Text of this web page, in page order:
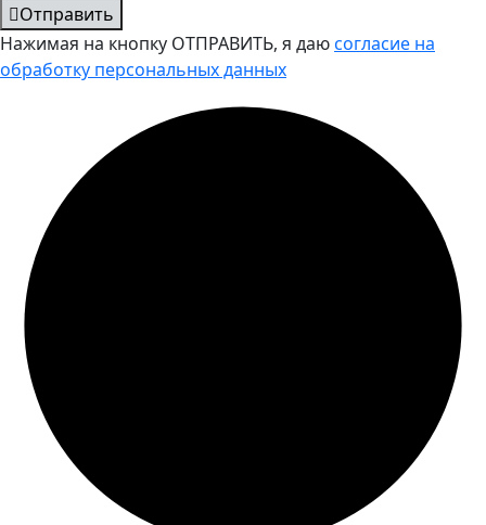
Отправить
Нажимая на кнопку ОТПРАВИТЬ, я даюсогласие на
обработку персональных данных